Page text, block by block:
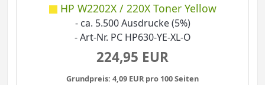
HP W2202X / 220X Toner Yellow
- ca. 5.500 Ausdrucke (5%)
- Art-Nr. PC HP630-YE-XL-O
224,95 EUR
Grundpreis: 4,09 EUR pro 100 Seiten